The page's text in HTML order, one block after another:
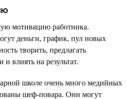
мотивацию работника.
деньги, график, пул новых
творить, предлагать
влиять на результат.
школе очень много медийных
шеф-повара. Они могут